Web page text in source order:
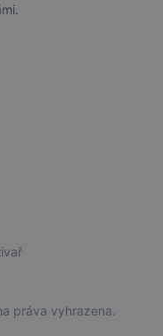
práva vyhrazena.